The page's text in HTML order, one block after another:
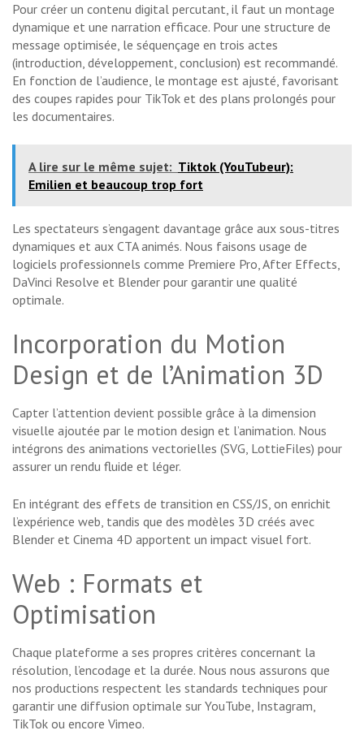
Pour créer un contenu digital percutant, il faut un montage
dynamique et une narration efficace. Pour une structure de
message optimisée, le séquençage en trois actes
(introduction, développement, conclusion) est recommandé.
En fonction de l’audience, le montage est ajusté, favorisant
des coupes rapides pour TikTok et des plans prolongés pour
les documentaires.
A lire sur le même sujet: Tiktok (YouTubeur):
Emilien et beaucoup trop fort
Les spectateurs s’engagent davantage grâce aux sous-titres
dynamiques et aux CTA animés. Nous faisons usage de
logiciels professionnels comme Premiere Pro, After Effects,
DaVinci Resolve et Blender pour garantir une qualité
optimale.
Incorporation du Motion
Design et de l’Animation 3D
Capter l’attention devient possible grâce à la dimension
visuelle ajoutée par le motion design et l’animation. Nous
intégrons des animations vectorielles (SVG, LottieFiles) pour
assurer un rendu fluide et léger.
En intégrant des effets de transition en CSS/JS, on enrichit
l’expérience web, tandis que des modèles 3D créés avec
Blender et Cinema 4D apportent un impact visuel fort.
Web : Formats et
Optimisation
Chaque plateforme a ses propres critères concernant la
résolution, l’encodage et la durée. Nous nous assurons que
nos productions respectent les standards techniques pour
garantir une diffusion optimale sur YouTube, Instagram,
TikTok ou encore Vimeo.